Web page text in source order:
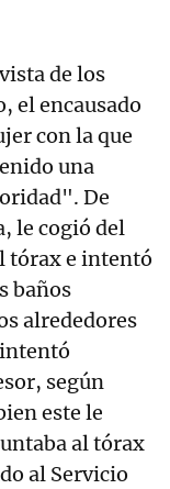
de los
el encausado
con la que
una
De
le cogió del
tórax e intentó
baños
alrededores
según
este le
al tórax
al Servicio